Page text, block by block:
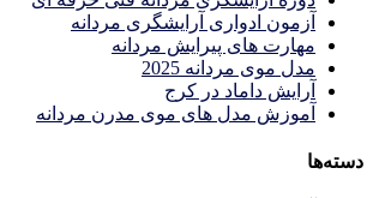
آزمون ادواری آرایشگری مردانه
مهارت های پیرایش مردانه
مدل موی مردانه 2025
آرایش داماد در کرج
آموزش مدل های موی مدرن مردانه
دسته‌ها